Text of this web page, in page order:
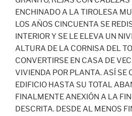
ENCHINADO A LA TIROLESA
LOS AÑOS CINCUENTA SE
INTERIOR Y SE LE ELEVA UN
ALTURA DE LA CORNISA DEL
CONVERTIRSE EN CASA DE
VIVIENDA POR PLANTA. ASÍ SE
EDIFICIO HASTA SU TOTAL
FINALMENTE ANEXIÓN A LA
DESCRITA. DESDE AL MENOS